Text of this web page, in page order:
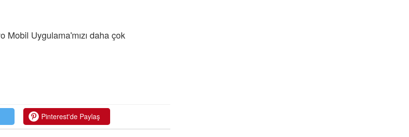
Uygulama'mızı daha çok
Pinterest'de Paylaş